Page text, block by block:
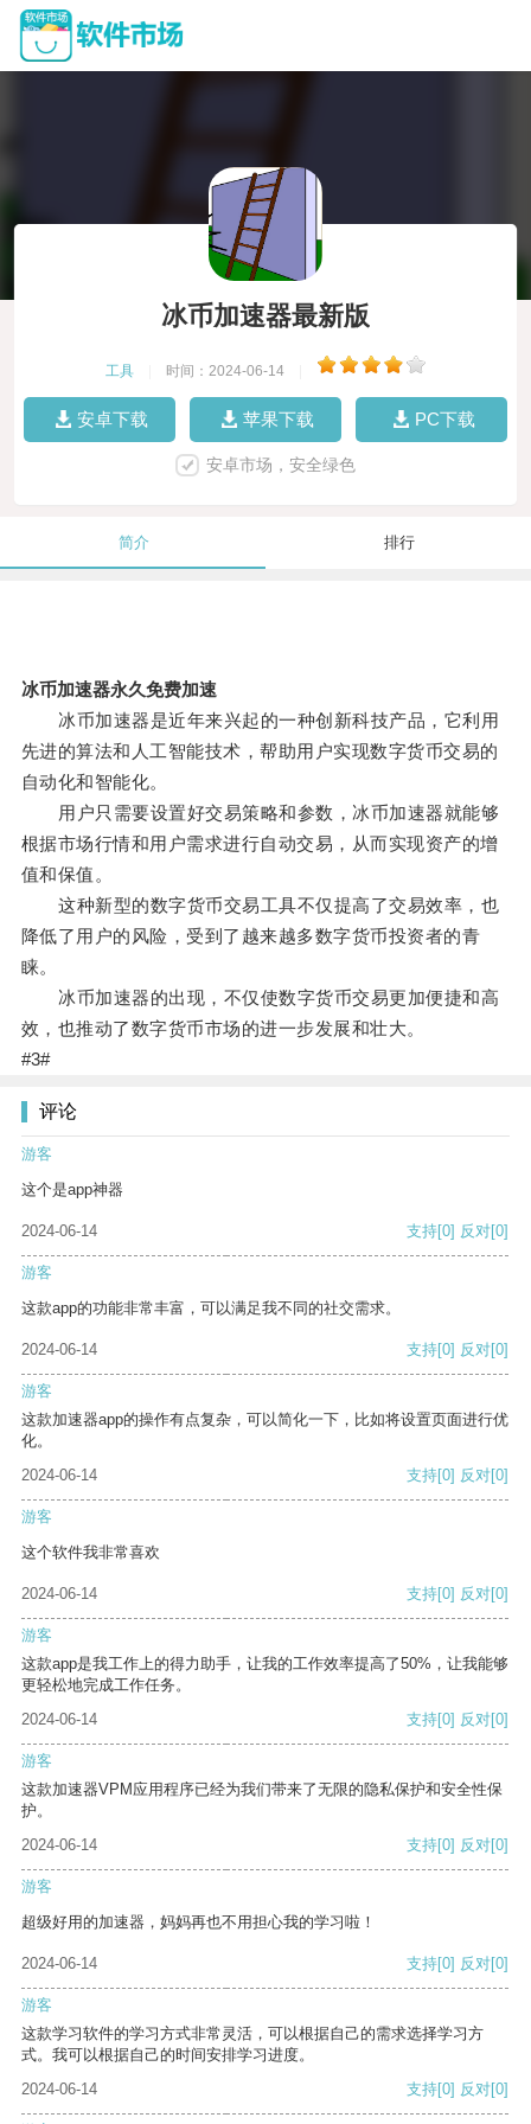
冰币加速器最新版
工具 时间：2024-06-14
安卓下载 苹果下载 PC下载
安卓市场，安全绿色
简介 排行
冰币加速器永久免费加速
冰币加速器是近年来兴起的一种创新科技产品，它利用
先进的算法和人工智能技术，帮助用户实现数字货币交易的
自动化和智能化。
用户只需要设置好交易策略和参数，冰币加速器就能够
根据市场行情和用户需求进行自动交易，从而实现资产的增
值和保值。
这种新型的数字货币交易工具不仅提高了交易效率，也
降低了用户的风险，受到了越来越多数字货币投资者的青
睐。
冰币加速器的出现，不仅使数字货币交易更加便捷和高
效，也推动了数字货币市场的进一步发展和壮大。
#3#
评论
游客
这个是app神器
2024-06-14 支持[0] 反对[0]
游客
这款app的功能非常丰富，可以满足我不同的社交需求。
2024-06-14 支持[0] 反对[0]
游客
这款加速器app的操作有点复杂，可以简化一下，比如将设置页面进行优
化。
2024-06-14
支持[0] 反对[0]
游客
这个软件我非常喜欢
2024-06-14 支持[0] 反对[0]
游客
这款app是我工作上的得力助手，让我的工作效率提高了50%，让我能够
更轻松地完成工作任务。
2024-06-14
支持[0] 反对[0]
游客
这款加速器VPM应用程序已经为我们带来了无限的隐私保护和安全性保
护。
2024-06-14
支持[0] 反对[0]
游客
超级好用的加速器，妈妈再也不用担心我的学习啦！
2024-06-14 支持[0] 反对[0]
游客
这款学习软件的学习方式非常灵活，可以根据自己的需求选择学习方
式。我可以根据自己的时间安排学习进度。
2024-06-14
支持[0] 反对[0]